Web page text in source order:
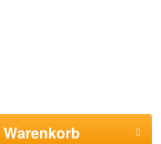
Warenkorb